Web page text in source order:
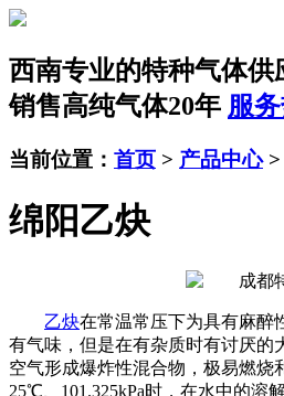
西南专业的特种气体供
销售高纯气体20年 服务
当前位置： 首页 > 产品中心>
绵阳乙炔
乙炔在常温常压下为具有麻醉
有气味，但是在有杂质时有讨厌的
空气形成爆炸性混合物，极易燃烧
25℃、101.325kPa时，在水中的溶